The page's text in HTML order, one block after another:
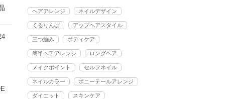
ヘアアレンジ ネイルデザイン
くるりんぱ アップヘアスタイル
三つ編み ボディケア
簡単ヘアアレンジ ロングヘア
メイクポイント セルフネイル
ネイルカラー ポニーテールアレンジ
ダイエット スキンケア